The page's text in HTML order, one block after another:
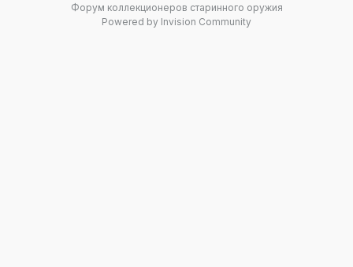
Форум коллекционеров старинного оружия
Powered by Invision Community